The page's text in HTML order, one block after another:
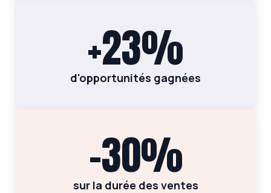
+23%
d'opportunités gagnées
-30%
sur la durée des ventes